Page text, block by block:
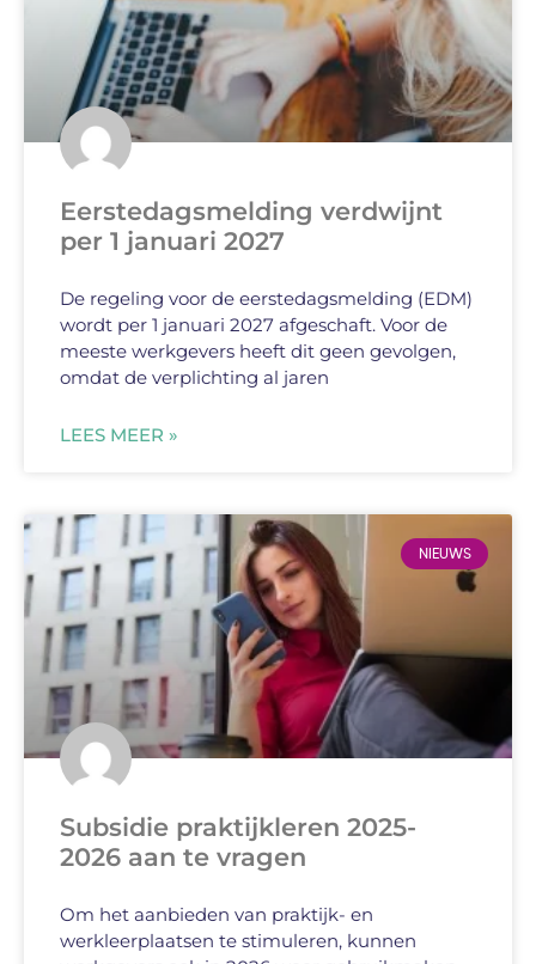
Eerstedagsmelding verdwijnt
per 1 januari 2027
De regeling voor de eerstedagsmelding (EDM)
wordt per 1 januari 2027 afgeschaft. Voor de
meeste werkgevers heeft dit geen gevolgen,
omdat de verplichting al jaren
LEES MEER »
NIEUWS
Subsidie praktijkleren 2025-
2026 aan te vragen
Om het aanbieden van praktijk- en
werkleerplaatsen te stimuleren, kunnen